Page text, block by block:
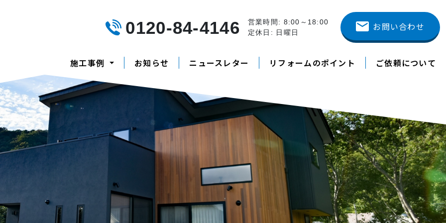
0120-84-4146
営業時間: 8:00～18:00
定休日: 日曜日
お問い合わせ
施工事例 お知らせ ニュースレター リフォームのポイント ご依頼について